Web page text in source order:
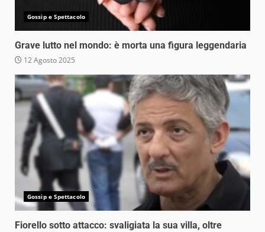
Gossip e Spettacolo
Grave lutto nel mondo: è morta una figura leggendaria
12 Agosto 2025
Gossip e Spettacolo
Fiorello sotto attacco: svaligiata la sua villa, oltre